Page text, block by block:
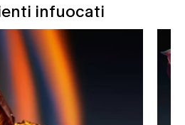
infuocati